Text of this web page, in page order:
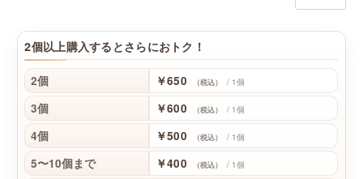
2個以上購入するとさらにおトク！
2個 ￥650 （税込） / 1個
3個 ￥600 （税込） / 1個
4個 ￥500 （税込） / 1個
5〜10個まで ￥400 （税込） / 1個